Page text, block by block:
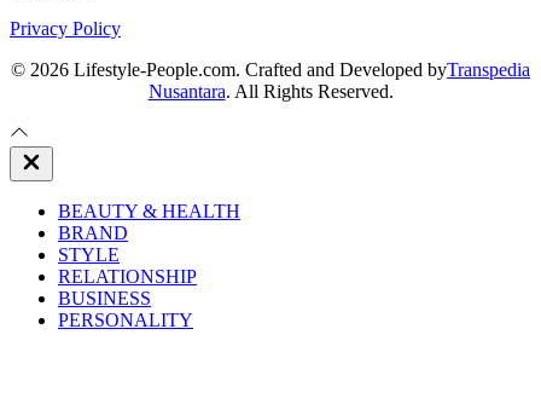
Privacy Policy
© 2026 Lifestyle-People.com. Crafted and Developed byTranspedia
Nusantara. All Rights Reserved.
Close
Off
BEAUTY & HEALTH
BRAND
STYLE
RELATIONSHIP
BUSINESS
PERSONALITY